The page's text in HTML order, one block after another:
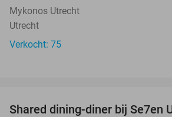
Mykonos Utrecht
Utrecht
Verkocht: 75
Shared dining-diner bij Se7en